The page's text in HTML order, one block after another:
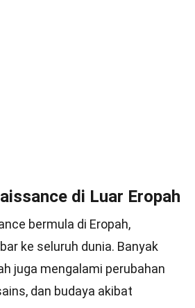
di Luar Eropah
bermula di Eropah,
ke seluruh dunia. Banyak
juga mengalami perubahan
dan budaya akibat